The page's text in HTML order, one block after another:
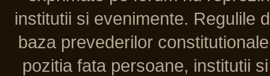
institutii si evenimente. Regulile
baza prevederilor
pozitia fata persoane, institutii